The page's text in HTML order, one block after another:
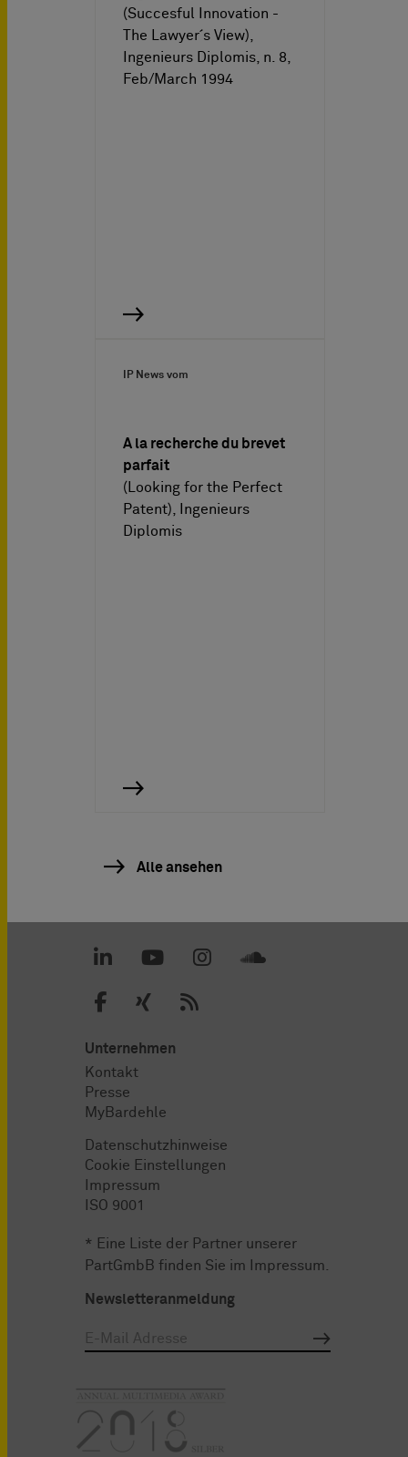
(Succesful Innovation -
The Lawyer´s View),
Ingenieurs Diplomis, n. 8,
Feb/March 1994
IP News vom
A la recherche du brevet
parfait
(Looking for the Perfect
Patent), Ingenieurs
Diplomis
Alle ansehen
Unternehmen
Kontakt
Presse
MyBardehle
Datenschutzhinweise
Cookie Einstellungen
Impressum
ISO 9001
* Eine Liste der Partner unserer
PartGmbB finden Sie im
Impressum
Newsletteranmeldung